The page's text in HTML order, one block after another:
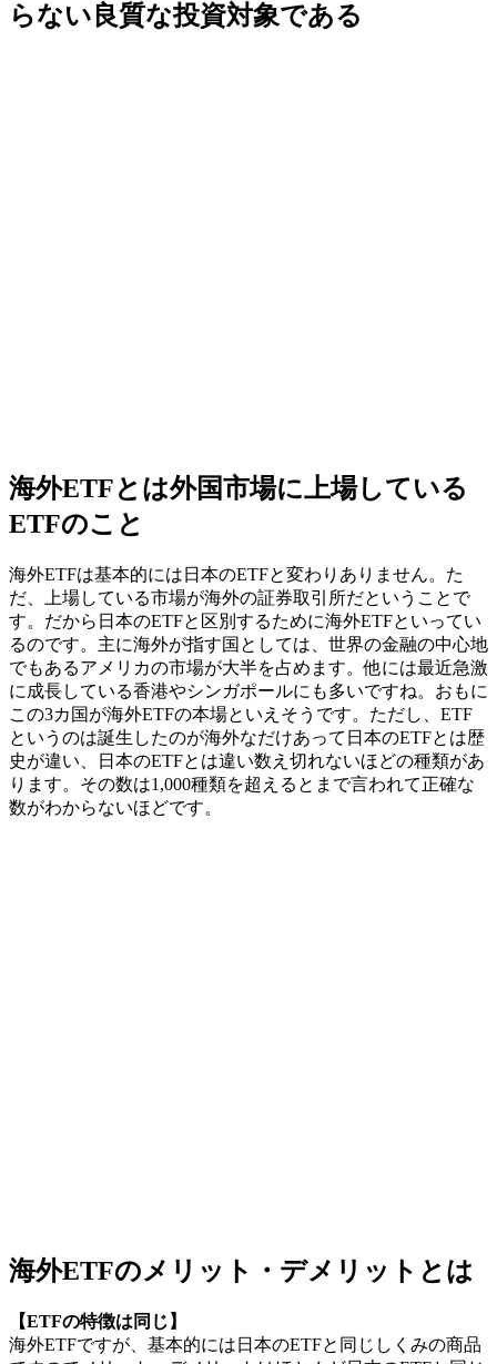
らない良質な投資対象である
海外ETFとは外国市場に上場している
ETFのこと
海外ETFは基本的には日本のETFと変わりありません。た
だ、
上場している市場が海外の証券取引所だということで
す。だから日本のETFと区別するために海外ETFといってい
るのです。主に海外が指す国としては、世界の金融の中心地
でもあるアメリカの市場が大半を占めます。他には最近急激
に成長している香港やシンガポールにも多いですね。おもに
この3カ国が海外ETFの本場といえそうです。ただし、ETF
というのは誕生したのが海外なだけあって日本のETFとは歴
史が違い、日本のETFとは違い数え切れないほどの種類があ
ります。その数は1,000種類を超えるとまで言われて正確な
数がわからないほどです。
海外ETFのメリット・デメリットとは
【ETFの特徴は同じ】
海外ETFですが、基本的には日本のETFと同じしくみの商品